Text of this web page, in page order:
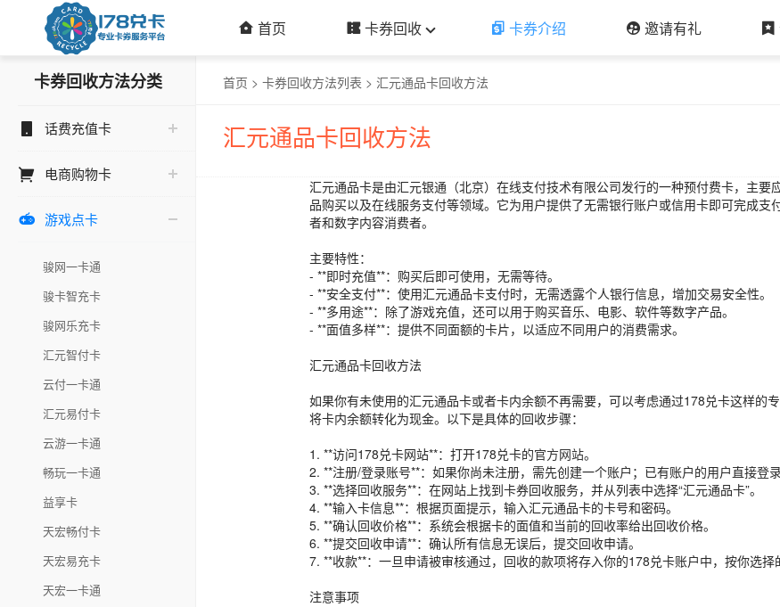
首页 卡券回收 卡券介绍 邀请有礼
卡券回收方法分类
话费充值卡
电商购物卡
 游戏点卡
骏网一卡通
骏卡智充卡
骏网乐充卡
汇元智付卡
云付一卡通
汇元易付卡
云游一卡通
畅玩一卡通
益享卡
天宏畅付卡
天宏易充卡
天宏一卡通
首页 > 卡券回收方法列表 > 汇元通品卡回收方法
汇元通品卡回收方法
汇元通品卡是由汇元银通（北京）在线支付技术有限公司发行的一种预付费卡，主要
品购买以及在线服务支付等领域。它为用户提供了无需银行账户或信用卡即可完成支
者和数字内容消费者。
主要特性：
- **即时充值**：购买后即可使用，无需等待。
- **安全支付**：使用汇元通品卡支付时，无需透露个人银行信息，增加交易安全性。
- **多用途**：除了游戏充值，还可以用于购买音乐、电影、软件等数字产品。
- **面值多样**：提供不同面额的卡片，以适应不同用户的消费需求。
汇元通品卡回收方法
如果你有未使用的汇元通品卡或者卡内余额不再需要，可以考虑通过178兑卡这样的
将卡内余额转化为现金。以下是具体的回收步骤：
1. **访问178兑卡网站**：打开178兑卡的官方网站。
2. **注册/登录账号**：如果你尚未注册，需先创建一个账户；已有账户的用户直接登录
3. **选择回收服务**：在网站上找到卡券回收服务，并从列表中选择“汇元通品卡”。
4. **输入卡信息**：根据页面提示，输入汇元通品卡的卡号和密码。
5. **确认回收价格**：系统会根据卡的面值和当前的回收率给出回收价格。
6. **提交回收申请**：确认所有信息无误后，提交回收申请。
7. **收款**：一旦申请被审核通过，回收的款项将存入你的178兑卡账户中，按你选择
注意事项